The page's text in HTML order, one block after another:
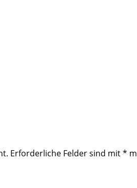
Erforderliche Felder sind mit*